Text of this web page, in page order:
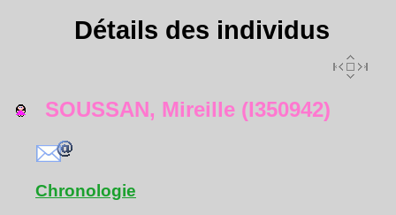
Détails des individus
SOUSSAN, Mireille (I350942)
Chronologie